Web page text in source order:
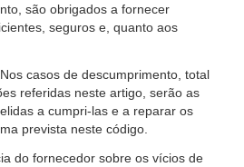
são obrigados a fornecer
seguros e, quanto aos
Nos casos de descumprimento, total
referidas neste artigo, serão as
a cumpri-las e a reparar os
prevista neste código.
do fornecedor sobre os vícios de